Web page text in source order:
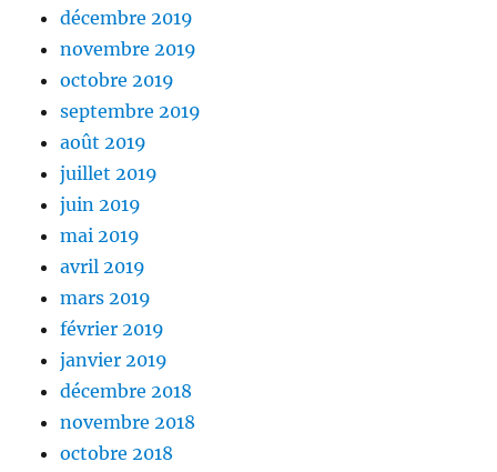
décembre 2019
novembre 2019
octobre 2019
septembre 2019
août 2019
juillet 2019
juin 2019
mai 2019
avril 2019
mars 2019
février 2019
janvier 2019
décembre 2018
novembre 2018
octobre 2018